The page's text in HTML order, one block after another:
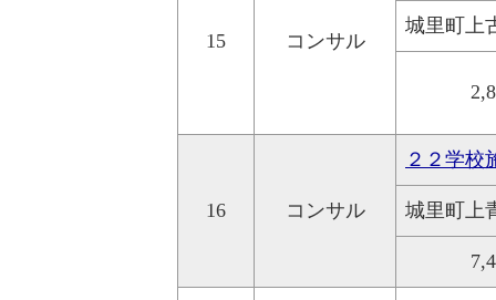
15 コンサル
城里町上
16 コンサル
２２学校
城里町上